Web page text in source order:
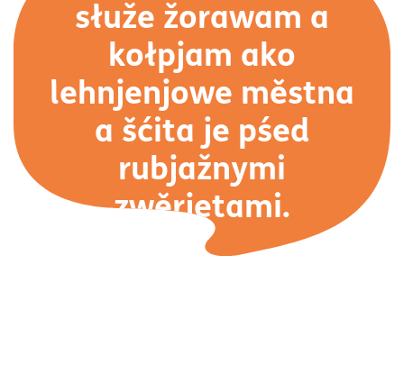
słuže žorawam a
kołpjam ako
lehnjenjowe městna
a šćita je pśed
rubjažnymi
zwěrjetami.